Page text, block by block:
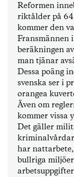
Reformen
riktålder på
kommer den
Fransmännen
beräkningen
man tjänar
Dessa poäng
svenska ser i
orangea
Även om
kommer vissa
Det gäller
har
bullriga